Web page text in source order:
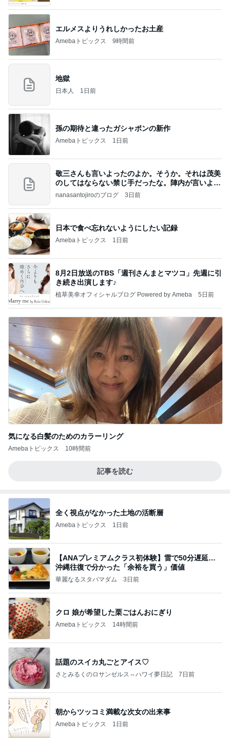
エルメスよりうれしかったお土産
Amebaトピックス 9時間前
地獄
日本人 1日前
孫の期待と違ったガシャポンの新作
Amebaトピックス 1日前
敬三さんも言いよったのよか。そうか。それは茂美
のしてはならない禁じ手だったな。陣内が言いよる
のよ
nanasantojiroのブログ 3日前
日本で食べ忘れないようにしたい記録
Amebaトピックス 1日前
8月2日放送のTBS「週刊さんまとマツコ」先週に引
き続き出演します♪
植草美幸オフィシャルブログ Powered by Ameba 5日前
気になる白髪のためのカラーリング
Amebaトピックス 10時間前
記事を読む
全く視点がなかった土地の活断層
Amebaトピックス 1日前
【ANAプレミアムクラス初体験】雷で50分遅延…
沖縄往復で分かった「余裕を買う」価値
華麗なるスタバマダム 3日前
クロ 娘が希望した栗ごはんおにぎり
Amebaトピックス 14時間前
話題のスイカ丸ごとアイス♡
さとみるくのロサンゼルス⇔ハワイ夢日記 7日前
朝からツッコミ満載な次女の出来事
Amebaトピックス 1日前